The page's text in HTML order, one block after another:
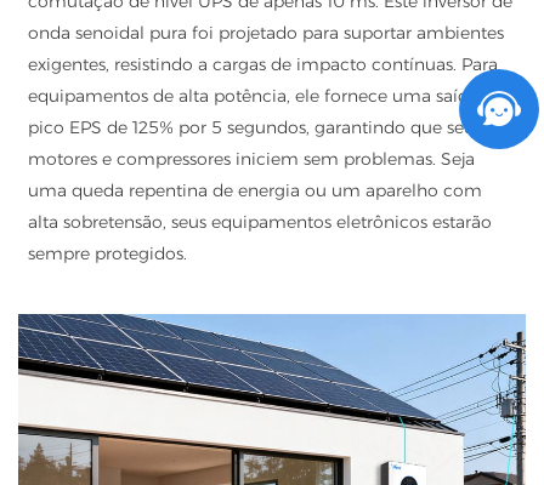
onda senoidal pura foi projetado para suportar ambientes
exigentes, resistindo a cargas de impacto contínuas. Para
equipamentos de alta potência, ele fornece uma saída de
pico EPS de 125% por 5 segundos, garantindo que seus
motores e compressores iniciem sem problemas. Seja
uma queda repentina de energia ou um aparelho com
alta sobretensão, seus equipamentos eletrônicos estarão
sempre protegidos.